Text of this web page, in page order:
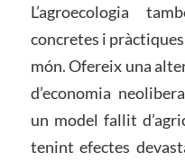
L’agroecologia
concretes i
món. Ofereix una
d’economia
un model fallit
tenint efectes